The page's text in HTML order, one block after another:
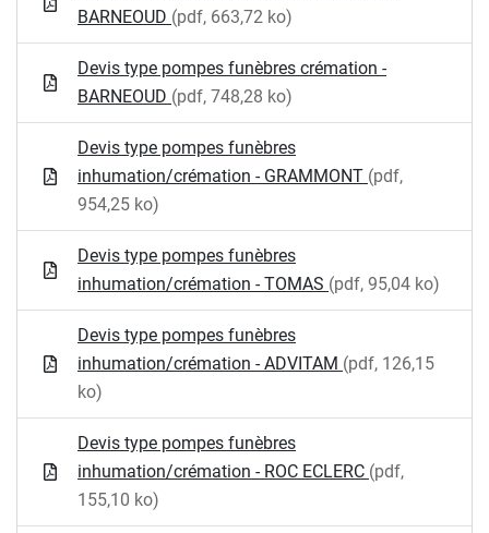
BARNEOUD (pdf, 663,72 ko)
Devis type pompes funèbres crémation -
BARNEOUD (pdf, 748,28 ko)
Devis type pompes funèbres
inhumation/crémation - GRAMMONT (pdf,
954,25 ko)
Devis type pompes funèbres
inhumation/crémation - TOMAS (pdf, 95,04 ko)
Devis type pompes funèbres
inhumation/crémation - ADVITAM (pdf, 126,15
ko)
Devis type pompes funèbres
inhumation/crémation - ROC ECLERC (pdf,
155,10 ko)